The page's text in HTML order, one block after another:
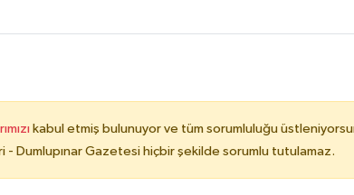
kabul etmiş bulunuyor ve tüm sorumluluğu
- Dumlupınar Gazetesi hiçbir şekilde sorumlu tutulamaz.